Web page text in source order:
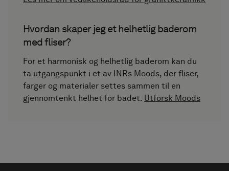
Hvordan skaper jeg et helhetlig baderom
med fliser?
For et harmonisk og helhetlig baderom kan du
ta utgangspunkt i et av INRs Moods, der fliser,
farger og materialer settes sammen til en
gjennomtenkt helhet for badet. Utforsk Moods